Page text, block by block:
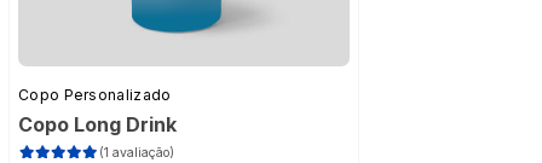
Copo Personalizado
Copo Long Drink
(1 avaliação)